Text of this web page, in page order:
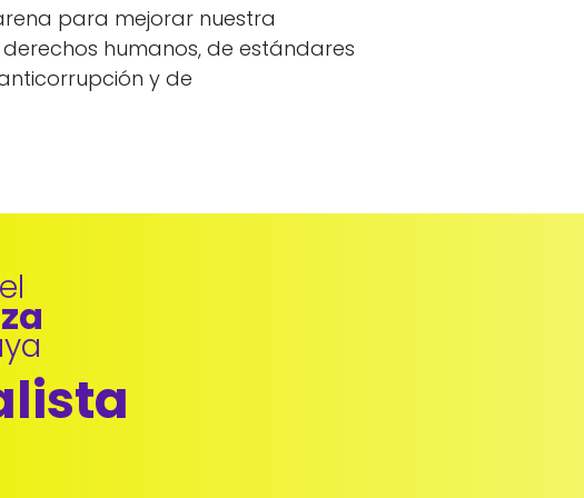
para mejorar nuestra
humanos, de estándares
y de